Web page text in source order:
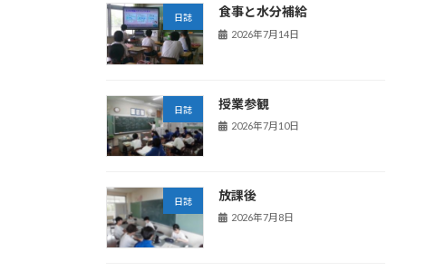
日誌 食事と水分補給
2026年7月14日
日誌 授業参観
2026年7月10日
日誌 放課後
2026年7月8日